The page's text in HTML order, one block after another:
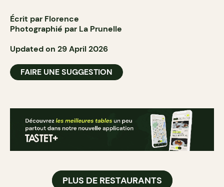
Écrit par Florence
Photographié par La Prunelle
Updated on 29 April 2026
FAIRE UNE SUGGESTION
PLUS DE RESTAURANTS